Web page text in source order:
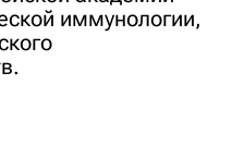
иммунологии,